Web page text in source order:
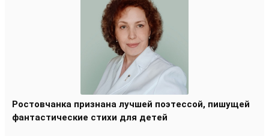
Ростовчанка признана лучшей поэтессой, пишущей
фантастические стихи для детей